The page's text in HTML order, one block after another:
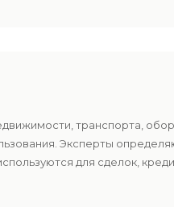
транспорта,
Эксперты
для сделок,